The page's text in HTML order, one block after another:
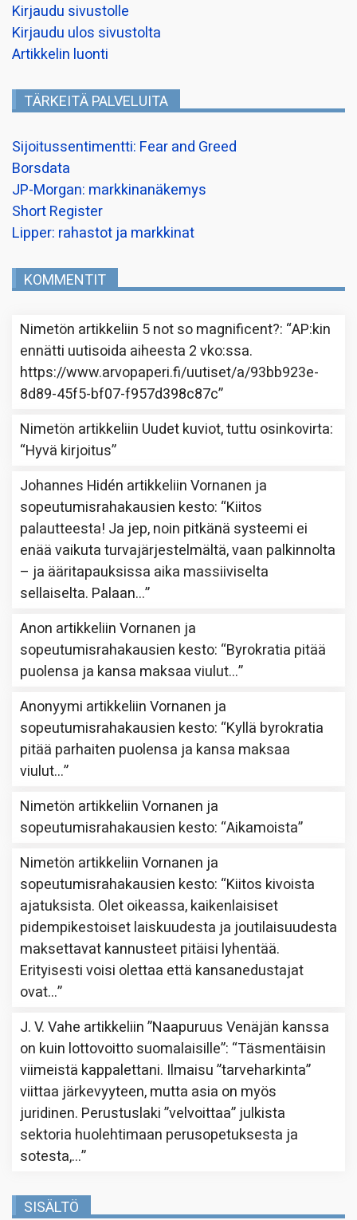
Kirjaudu sivustolle
Kirjaudu ulos sivustolta
Artikkelin luonti
TÄRKEITÄ PALVELUITA
Sijoitussentimentti: Fear and Greed
Borsdata
JP-Morgan: markkinanäkemys
Short Register
Lipper: rahastot ja markkinat
KOMMENTIT
Nimetön artikkeliin 5 not so magnificent?: “AP:kin
ennätti uutisoida aiheesta 2 vko:ssa.
https://www.arvopaperi.fi/uutiset/a/93bb923e-
8d89-45f5-bf07-f957d398c87c”
Nimetön artikkeliin Uudet kuviot, tuttu osinkovirta:
“Hyvä kirjoitus”
Johannes Hidén artikkeliinVornanen ja
sopeutumisrahakausien kesto: “Kiitos
palautteesta! Ja jep, noin pitkänä systeemi ei
enää vaikuta turvajärjestelmältä, vaan palkinnolta
– ja ääritapauksissa aika massiiviselta
sellaiselta. Palaan…”
Anon artikkeliinVornanen ja
sopeutumisrahakausien kesto: “Byrokratia pitää
puolensa ja kansa maksaa viulut…”
Anonyymi artikkeliinVornanen ja
sopeutumisrahakausien kesto: “Kyllä byrokratia
pitää parhaiten puolensa ja kansa maksaa
viulut…”
Nimetön artikkeliinVornanen ja
sopeutumisrahakausien kesto: “Aikamoista”
Nimetön artikkeliinVornanen ja
sopeutumisrahakausien kesto: “Kiitos kivoista
ajatuksista. Olet oikeassa, kaikenlaisiset
pidempikestoiset laiskuudesta ja joutilaisuudesta
maksettavat kannusteet pitäisi lyhentää.
Erityisesti voisi olettaa että kansanedustajat
ovat…”
J. V. Vahe artikkeliin”Naapuruus Venäjän kanssa
on kuin lottovoitto suomalaisille”: “Täsmentäisin
viimeistä kappalettani. Ilmaisu ”tarveharkinta”
viittaa järkevyyteen, mutta asia on myös
juridinen. Perustuslaki ”velvoittaa” julkista
sektoria huolehtimaan perusopetuksesta ja
sotesta,…”
SISÄLTÖ